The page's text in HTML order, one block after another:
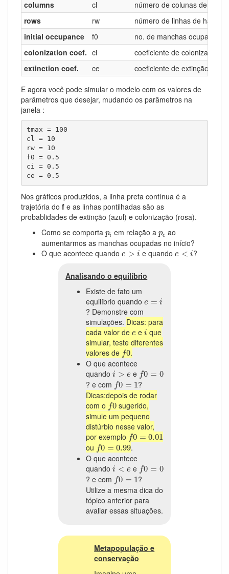
columns cl
número de colunas de
rows
rw
número de linhas de habitat
initial occupance
f0
no. de manchas ocupadas
colonization coef. ci
coeficiente de colonização
extinction coef.
ce coeficiente de extinção
E agora você pode simular o modelo com os valores de
parâmetros que desejar, mudando os parâmetros na
janela :
tmax = 100
cl = 10
rw = 10
f0 = 0.5
ci = 0.5
ce = 0.5
Nos gráficos produzidos, a linha preta contínua é a
trajetória do f e as linhas pontilhadas são as
probablidades de extinção (azul) e colonização (rosa).
Como se comporta pi
pi em relação a pe
pe ao
aumentarmos as manchas ocupadas no início?
O que acontece quando e > i
e >i e quandoe < i
e <i ?
Analisando o equilíbrio
Existe de fato um
equilíbrio quandoe = i
e =i
? Demonstre com
simulações. Dicas: para
cada valor dee
e ei
i que
simular, teste diferentes
valores de f0
f0.
O que acontece
quandoi > e
i>e e f0 = 0
f0=0
? e com f0 = 1
f0=1
?
Dicas:depois de rodar
com o f0
f0 sugerido,
simule um pequeno
distúrbio nesse valor,
por exemplo f0 = 0.01
f0=0.01
ou f0 = 0.99
f0=0.99
.
O que acontece
quandoi < e
i<e e f0 = 0
f0=0
? e com f0 = 1
f0=1
?
Utilize a mesma dica do
tópico anterior para
avaliar essas situações.
Metapopulação e
conservação